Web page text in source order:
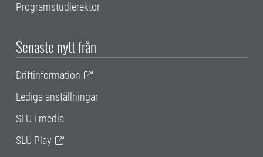
Programstudierektor
Senaste nytt från
Driftinformation
Lediga anställningar
SLU i media
SLU Play